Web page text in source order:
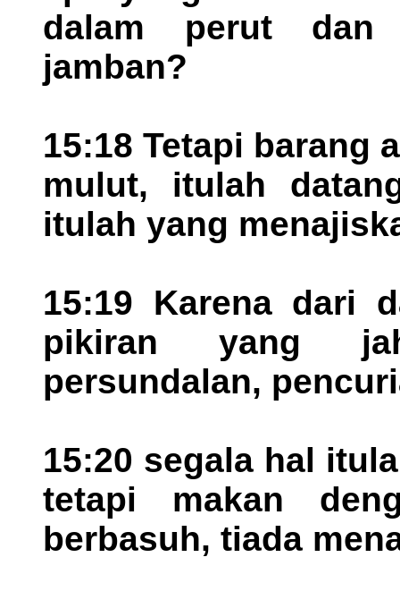
dalam perut dan
jamban?
15:18 Tetapi barang
mulut, itulah
itulah yang
15:19 Karena dari
pikiran yang
persundalan,
15:20 segala hal
tetapi makan
berbasuh, tiada